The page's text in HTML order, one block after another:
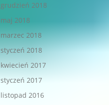
grudzień 2018
maj 2018
marzec 2018
styczeń 2018
kwiecień 2017
styczeń 2017
listopad 2016